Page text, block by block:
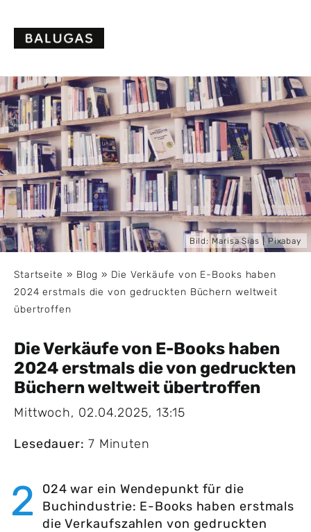
content
Bild: Marisa Sias | Pixabay
Startseite » Blog » Die Verkäufe von E-Books haben
2024 erstmals die von gedruckten Büchern weltweit
übertroffen
Die Verkäufe von E-Books haben
2024 erstmals die von gedruckten
Büchern weltweit übertroffen
Mittwoch, 02.04.2025, 13:15
Lesedauer: 7 Minuten
2
024 war ein Wendepunkt für die
Buchindustrie: E-Books haben erstmals
die Verkaufszahlen von gedruckten